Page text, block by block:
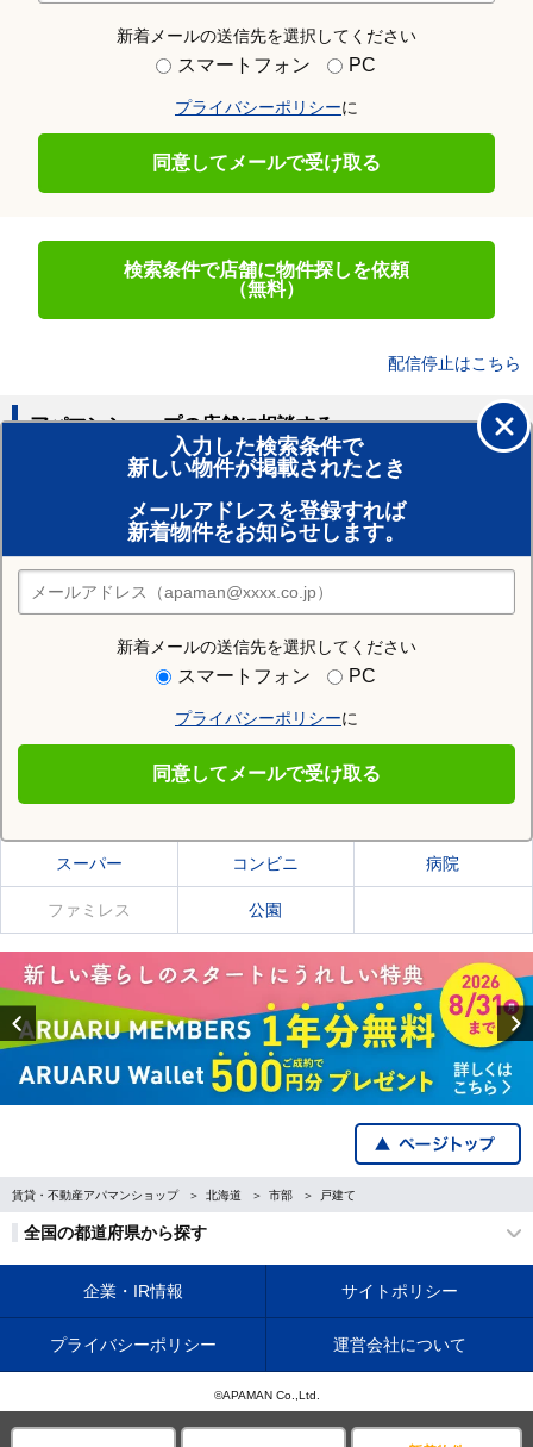
新着メールの送信先を選択してください
スマートフォン PC
プライバシーポリシーに
同意してメールで受け取る
検索条件で店舗に物件探しを依頼
（無料）
配信停止はこちら
入力した検索条件で
新しい物件が掲載されたとき
メールアドレスを登録すれば
新着物件をお知らせします。
新着メールの送信先を選択してください
スマートフォン PC
プライバシーポリシーに
同意してメールで受け取る
アパマンショップの店舗に相談する
賃貸のプロがお部屋探し！
おまかせ物件リクエスト
住みたい街の店舗を探す
店舗検索
住む街研究所で亀田郡七飯町の情報を見る
亀田郡七飯町の施設一覧
スーパー コンビニ 病院
ファミレス 公園
Previous
賃貸・不動産アパマンショップ 北海道 市部 戸建て
全国の都道府県から探す
企業・IR情報 サイトポリシー
プライバシーポリシー 運営会社について
©APAMAN Co.,Ltd.